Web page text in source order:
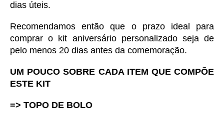
dias úteis.
Recomendamos então que o prazo ideal para
comprar o kit aniversário personalizado seja de
pelo menos 20 dias antes da comemoração.
UM POUCO SOBRE CADA ITEM QUE COMPÕE
ESTE KIT
=> TOPO DE BOLO